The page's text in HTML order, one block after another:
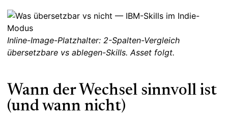
Inline-Image-Platzhalter: 2-Spalten-Vergleich
übersetzbare vs ablegen-Skills. Asset folgt.
Wann der Wechsel sinnvoll ist
(und wann nicht)